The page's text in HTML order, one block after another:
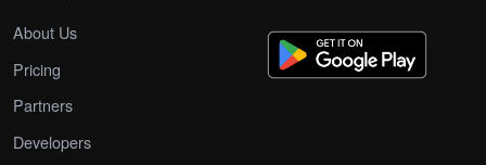
About Us
Pricing
Partners
Developers